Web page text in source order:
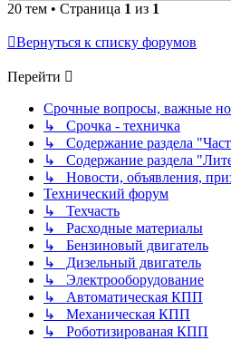
20 тем • Страница 1 из 1
Вернуться к списку форумов
Перейти
Срочные вопросы, важные
↳ Срочка - техничка
↳ Содержание раздела
↳ Содержание раздела
↳ Новости, объявления,
Технический форум
↳ Техчасть
↳ Расходные материалы
↳ Бензиновый двигатель
↳ Дизельный двигатель
↳ Электрооборудование
↳ Автоматическая КПП
↳ Механическая КПП
↳ Роботизированая КПП